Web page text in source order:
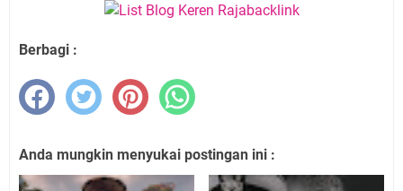
Berbagi :
Anda mungkin menyukai postingan ini :